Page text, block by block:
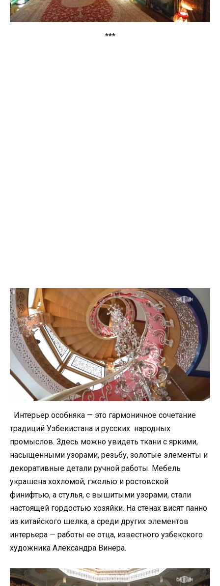
***
Интерьер особняка — это гармоничное сочетание
традиций Узбекистана и русских народных
промыслов. Здесь можно увидеть ткани с яркими,
насыщенными узорами, резьбу, золотые элементы и
декоративные детали ручной работы. Мебель
украшена хохломой, гжелью и ростовской
финифтью, а стулья, с вышитыми узорами, стали
настоящей гордостью хозяйки. На стенах висят панно
из китайского шелка, а среди других элементов
интерьера — работы ее отца, известного узбекского
художника Александра Винера.